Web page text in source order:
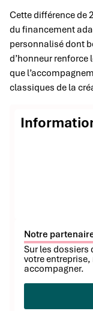
Cette différence de
du financement
personnalisé dont
d’honneur renforce
que
classiques de la
Notre
Sur les
votre
accompagner.